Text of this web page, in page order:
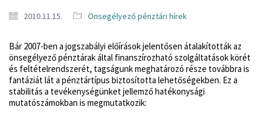
2010.11.15. Önsegélyező pénztári hírek
Bár 2007-ben a jogszabályi előírások jelentősen átalakították az
önsegélyező pénztárak által finanszírozható szolgáltatások körét
és feltételrendszerét, tagságunk meghatározó része továbbra is
fantáziát lát a pénztártípus biztosította lehetőségekben. Ez a
stabilitás a tevékenységünket jellemző hatékonysági
mutatószámokban is megmutatkozik: